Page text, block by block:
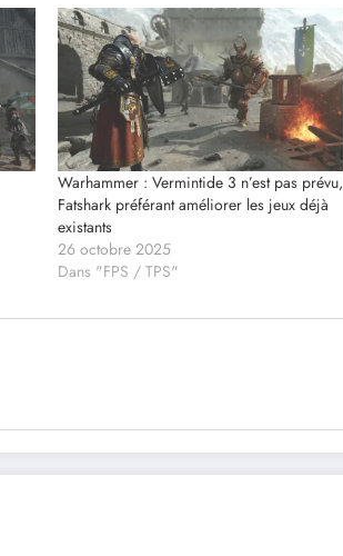
Warhammer : Vermintide 3 n’est pas prévu,
Fatshark préférant améliorer les jeux déjà
existants
26 octobre 2025
Dans "FPS / TPS"